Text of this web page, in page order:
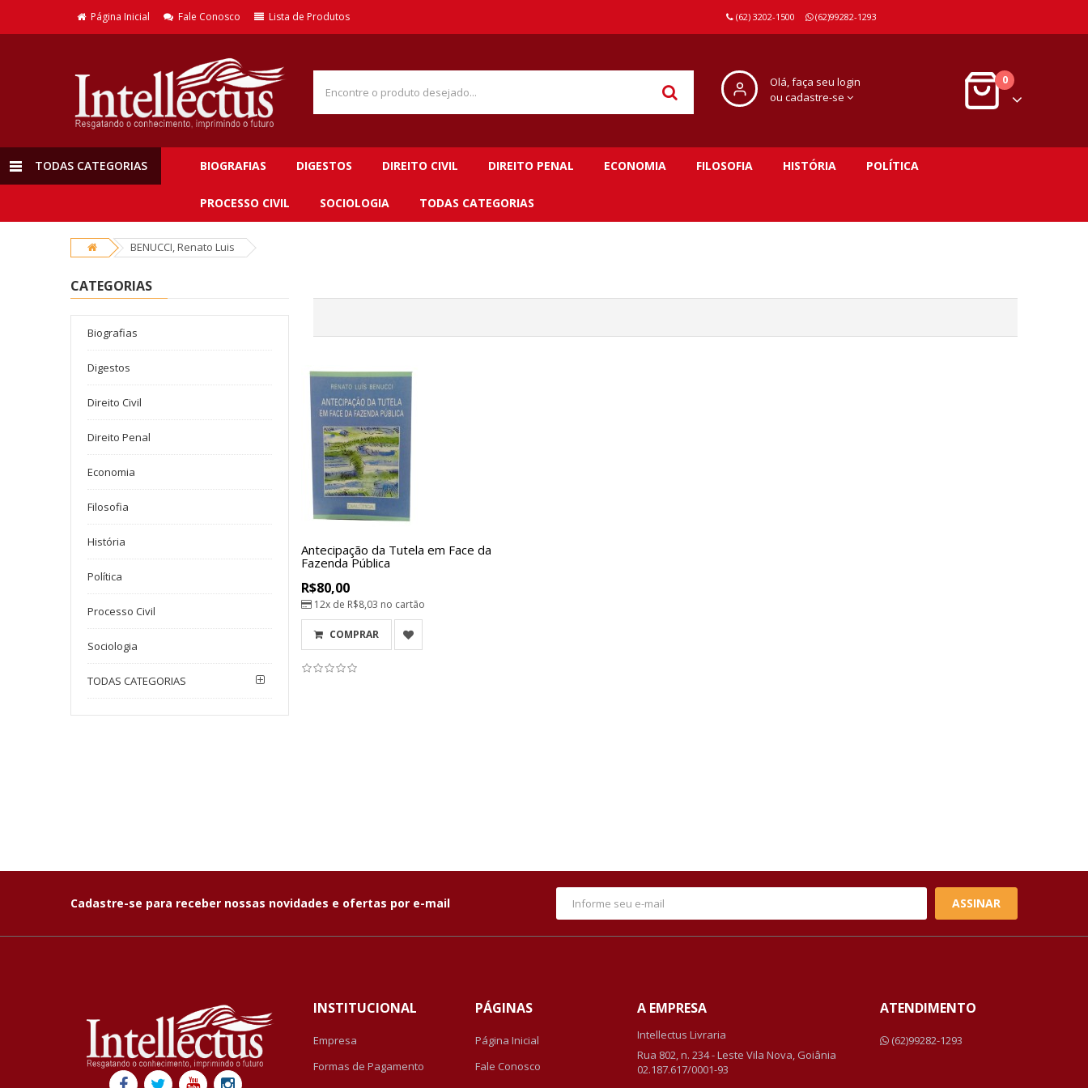
Página Inicial Fale Conosco Lista de Produtos (62) 3202-1500 (62)99282-1293
Olá, faça seu login
ou cadastre-se
0
TODAS CATEGORIAS BIOGRAFIAS DIGESTOS DIREITO CIVIL DIREITO PENAL ECONOMIA FILOSOFIA HISTÓRIA POLÍTICA
PROCESSO CIVIL SOCIOLOGIA TODAS CATEGORIAS
BENUCCI, Renato Luis
CATEGORIAS
Biografias
Digestos
Direito Civil
Direito Penal
Economia
Filosofia
História
Política
Processo Civil
Sociologia
TODAS CATEGORIAS
Antecipação da Tutela em Face da
Fazenda Pública
R$80,00
12x de R$8,03 no cartão
COMPRAR
Cadastre-se para receber nossas novidades e ofertas por e-mail ASSINAR
INSTITUCIONAL
Empresa
Formas de Pagamento
PÁGINAS
Página Inicial
Fale Conosco
A EMPRESA
Intellectus Livraria
Rua 802, n. 234 - Leste Vila Nova, Goiânia
02.187.617/0001-93
ATENDIMENTO
(62)99282-1293